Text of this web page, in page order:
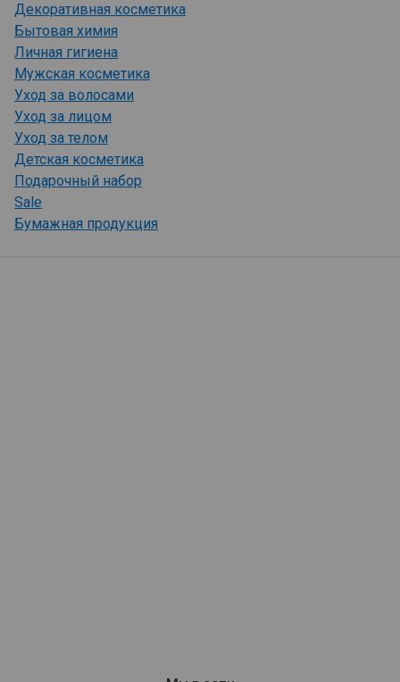
Декоративная косметика
Бытовая химия
Личная гигиена
Мужская косметика
Уход за волосами
Уход за лицом
Уход за телом
Детская косметика
Подарочный набор
Sale
Бумажная продукция